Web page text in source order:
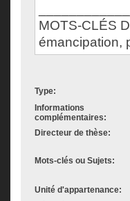
MOTS-CLÉS
émancipation,
Type:
Informations
complémentaires:
Directeur de thèse:
Mots-clés ou Sujets:
Unité d'appartenance: